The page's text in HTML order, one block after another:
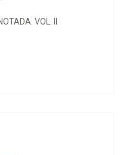
VOL. II